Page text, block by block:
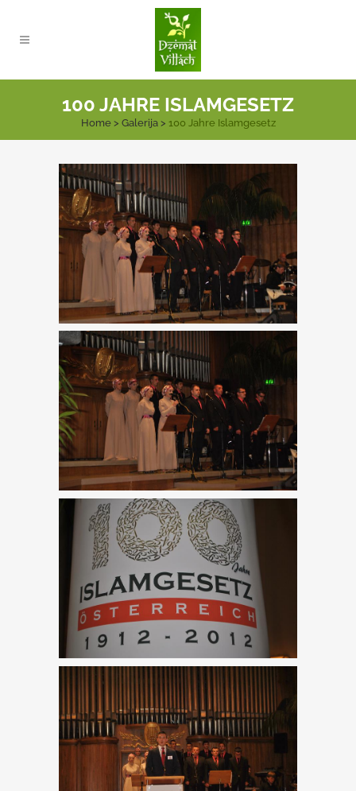
100 JAHRE ISLAMGESETZ
Home> Galerija> 100 Jahre Islamgesetz